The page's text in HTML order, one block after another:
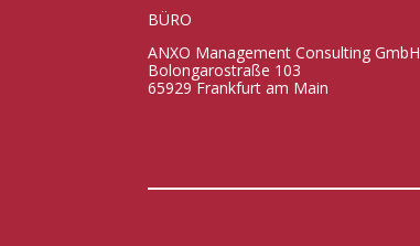
BÜRO
ANXO Management Consulting GmbH
Bolongarostraße 103
65929 Frankfurt am Main